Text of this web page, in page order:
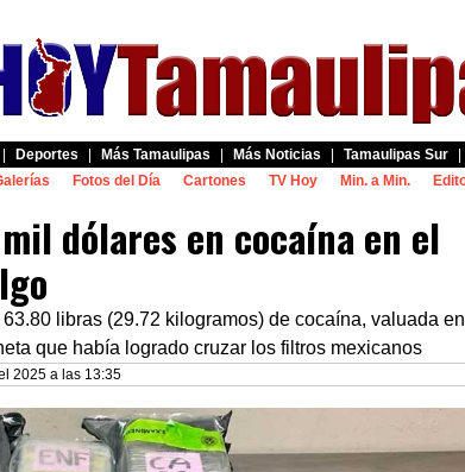
Deportes Más Tamaulipas Más Noticias Tamaulipas Sur
Fotos del Día Cartones TV Hoy Min. a Min.
dólares en cocaína en el
libras (29.72 kilogramos) de cocaína, valuada en
que había logrado cruzar los filtros mexicanos
2025 a las 13:35